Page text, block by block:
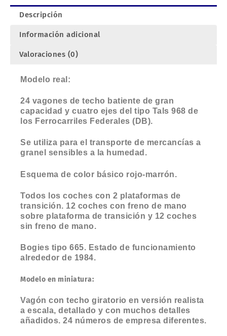
Descripción
Información adicional
Valoraciones (0)
Modelo real:
24 vagones de techo batiente de gran
capacidad y cuatro ejes del tipo Tals 968 de
los Ferrocarriles Federales (DB).
Se utiliza para el transporte de mercancías a
granel sensibles a la humedad.
Esquema de color básico rojo-marrón.
Todos los coches con 2 plataformas de
transición. 12 coches con freno de mano
sobre plataforma de transición y 12 coches
sin freno de mano.
Bogies tipo 665. Estado de funcionamiento
alrededor de 1984.
Modelo en miniatura:
Vagón con techo giratorio en versión realista
a escala, detallado y con muchos detalles
añadidos. 24 números de empresa diferentes.